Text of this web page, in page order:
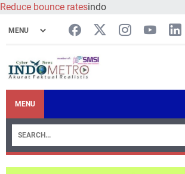
Reduce bounce ratesindo
MENU